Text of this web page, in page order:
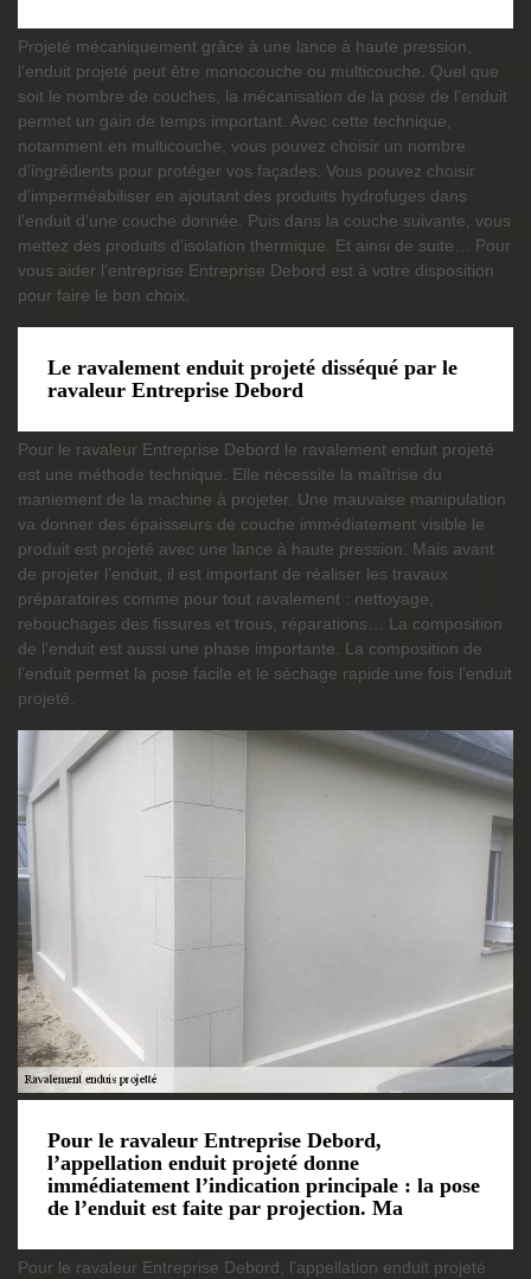
Projeté mécaniquement grâce à une lance à haute pression,
l’enduit projeté peut être monocouche ou multicouche. Quel que
soit le nombre de couches, la mécanisation de la pose de l’enduit
permet un gain de temps important. Avec cette technique,
notamment en multicouche, vous pouvez choisir un nombre
d’ingrédients pour protéger vos façades. Vous pouvez choisir
d’imperméabiliser en ajoutant des produits hydrofuges dans
l’enduit d’une couche donnée. Puis dans la couche suivante, vous
mettez des produits d’isolation thermique. Et ainsi de suite… Pour
vous aider l’entreprise Entreprise Debord est à votre disposition
pour faire le bon choix.
Le ravalement enduit projeté disséqué par le
ravaleur Entreprise Debord
Pour le ravaleur Entreprise Debord le ravalement enduit projeté
est une méthode technique. Elle nécessite la maîtrise du
maniement de la machine à projeter. Une mauvaise manipulation
va donner des épaisseurs de couche immédiatement visible le
produit est projeté avec une lance à haute pression. Mais avant
de projeter l’enduit, il est important de réaliser les travaux
préparatoires comme pour tout ravalement : nettoyage,
rebouchages des fissures et trous, réparations… La composition
de l’enduit est aussi une phase importante. La composition de
l’enduit permet la pose facile et le séchage rapide une fois l’enduit
projeté.
Pour le ravaleur Entreprise Debord,
l’appellation enduit projeté donne
immédiatement l’indication principale : la pose
de l’enduit est faite par projection. Ma
Pour le ravaleur Entreprise Debord, l’appellation enduit projeté